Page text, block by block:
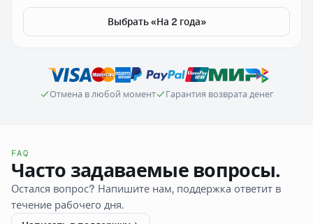
Выбрать «На 2 года»
Отмена в любой момент Гарантия возврата денег
FAQ
Часто задаваемые вопросы.
Остался вопрос? Напишите нам, поддержка ответит в
течение рабочего дня.